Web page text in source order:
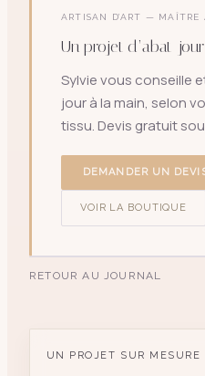
ARTISAN D’ART — MAÎTRE
Un projet d’abat-
Sylvie vous conseille
jour à la main, selon
tissu. Devis gratuit
DEMANDER UN
VOIR LA BOUTIQUE
RETOUR AU JOURNAL
UN PROJET SUR MESURE